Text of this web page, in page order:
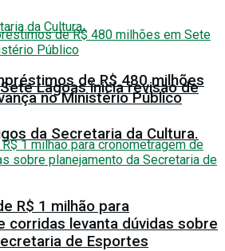
Lagoas inicia revisao de
da Secretaria da Cultura.
de R$ 480 milhões
no Ministério Público
R$ 1 milhão para
corridas levanta dúvidas sobre
de Esportes